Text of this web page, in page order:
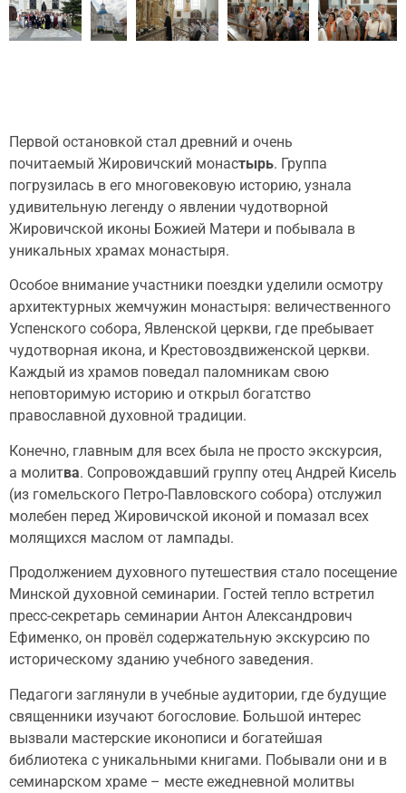
Первой остановкой стал древний и очень
почитаемый Жировичский монастырь. Группа
погрузилась в его многовековую историю, узнала
удивительную легенду о явлении чудотворной
Жировичской иконы Божией Матери и побывала в
уникальных храмах монастыря.
Особое внимание участники поездки уделили осмотру
архитектурных жемчужин монастыря: величественного
Успенского собора, Явленской церкви, где пребывает
чудотворная икона, и Крестовоздвиженской церкви.
Каждый из храмов поведал паломникам свою
неповторимую историю и открыл богатство
православной духовной традиции.
Конечно, главным для всех была не просто экскурсия,
а молитва. Сопровождавший группу отец Андрей Кисель
(из гомельского Петро-Павловского собора) отслужил
молебен перед Жировичской иконой и помазал всех
молящихся маслом от лампады.
Продолжением духовного путешествия стало посещение
Минской духовной семинарии. Гостей тепло встретил
пресс-секретарь семинарии Антон Александрович
Ефименко, он провёл содержательную экскурсию по
историческому зданию учебного заведения.
Педагоги заглянули в учебные аудитории, где будущие
священники изучают богословие. Большой интерес
вызвали мастерские иконописи и богатейшая
библиотека с уникальными книгами. Побывали они и в
семинарском храме – месте ежедневной молитвы